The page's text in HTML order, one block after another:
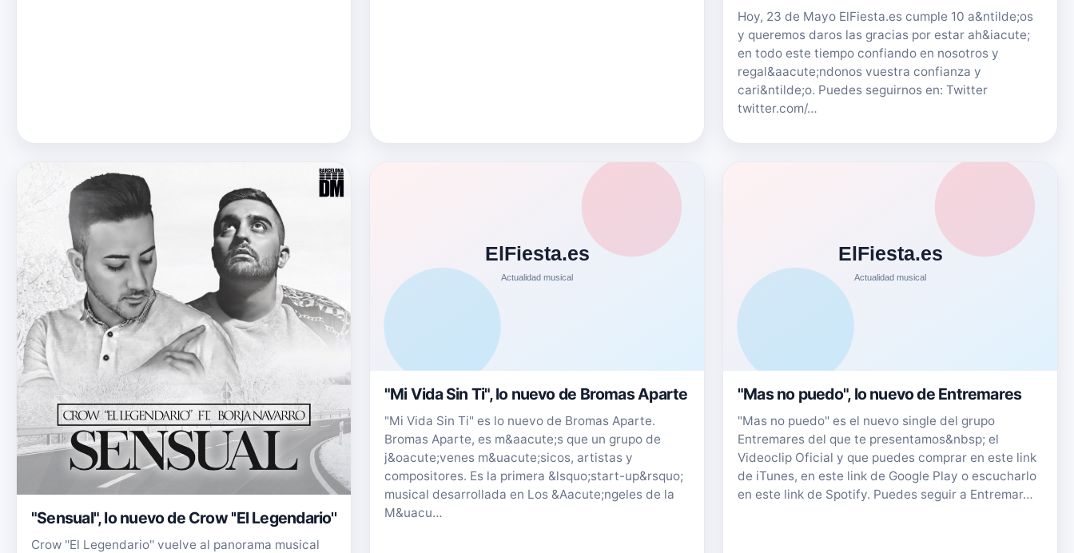
Hoy, 23 de Mayo ElFiesta.es cumple 10 a&ntilde;os
y queremos daros las gracias por estar ah&iacute;
en todo este tiempo confiando en nosotros y
regal&aacute;ndonos vuestra confianza y
cari&ntilde;o. Puedes seguirnos en: Twitter
twitter.com/…
"Sensual", lo nuevo de Crow ''El Legendario''
Crow ''El Legendario'' vuelve al panorama musical
"Mi Vida Sin Ti", lo nuevo de Bromas Aparte
"Mi Vida Sin Ti" es lo nuevo de Bromas Aparte.
Bromas Aparte, es m&aacute;s que un grupo de
j&oacute;venes m&uacute;sicos, artistas y
compositores. Es la primera &lsquo;start-up&rsquo;
musical desarrollada en Los &Aacute;ngeles de la
M&uacu…
"Mas no puedo", lo nuevo de Entremares
"Mas no puedo" es el nuevo single del grupo
Entremares del que te presentamos&nbsp; el
Videoclip Oficial y que puedes comprar en este link
de iTunes, en este link de Google Play o escucharlo
en este link de Spotify. Puedes seguir a Entremar…